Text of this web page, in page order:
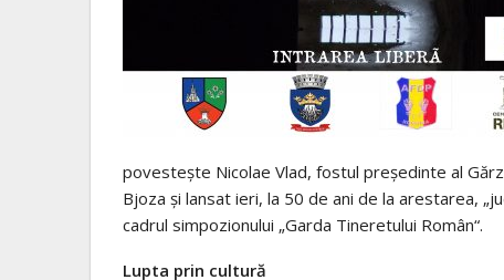
povesteşte Nicolae Vlad, fostul preşedinte al
Bjoza şi lansat ieri, la 50 de ani de la arestarea,
cadrul simpozionului „Garda Tineretului Român“.
Lupta prin cultură